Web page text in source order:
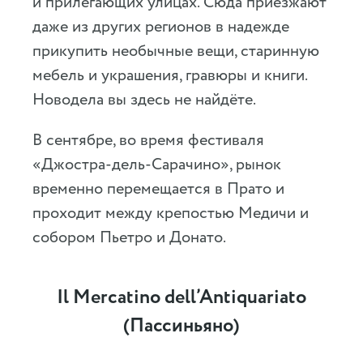
даже из других регионов в надежде
прикупить необычные вещи, старинную
мебель и украшения, гравюры и книги.
Новодела вы здесь не найдёте.
В сентябре, во время фестиваля
«Джостра-дель-Сарачино», рынок
временно перемещается в Прато и
проходит между крепостью Медичи и
собором Пьетро и Донато.
Il Mercatino dell’Antiquariato
(Пассиньяно)